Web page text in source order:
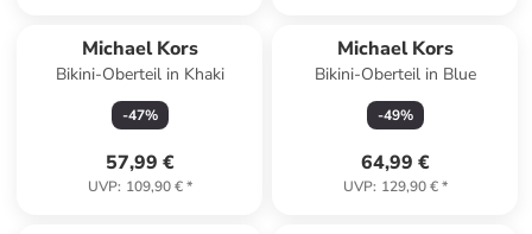
Michael Kors
Bikini-Oberteil in Khaki
-47%
57,99 €
UVP: 109,90 €*
Michael Kors
Bikini-Oberteil in Blue
-49%
64,99 €
UVP: 129,90 €*